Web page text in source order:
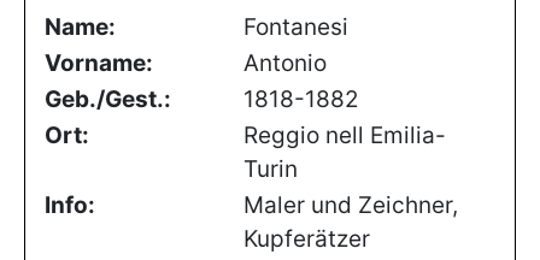
Name:
Fontanesi
Vorname:
Antonio
Geb./Gest.:
1818-1882
Ort:
Reggio nell Emilia-
Turin
Info:
Maler und Zeichner,
Kupferätzer